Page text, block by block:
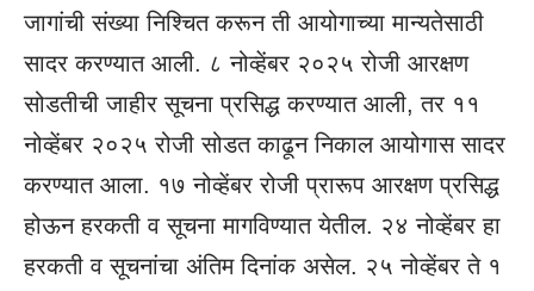
जागांची संख्या निश्चित करून ती आयोगाच्या मान्यतेसाठी
सादर करण्यात आली. ८ नोव्हेंबर २०२५ रोजी आरक्षण
सोडतीची जाहीर सूचना प्रसिद्ध करण्यात आली, तर ११
नोव्हेंबर २०२५ रोजी सोडत काढून निकाल आयोगास सादर
करण्यात आला. १७ नोव्हेंबर रोजी प्रारूप आरक्षण प्रसिद्ध
होऊन हरकती व सूचना मागविण्यात येतील. २४ नोव्हेंबर हा
हरकती व सूचनांचा अंतिम दिनांक असेल. २५ नोव्हेंबर ते १